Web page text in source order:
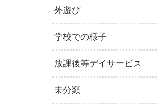
外遊び
学校での様子
放課後等デイサービス
未分類